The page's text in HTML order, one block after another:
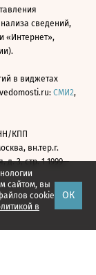
сайтом, вы
cookie
в
ОК
сведений,
«Интернет»,
в виджетах
СМИ2,
КПП
вн.тер.г.
3, стр. 1 1999—